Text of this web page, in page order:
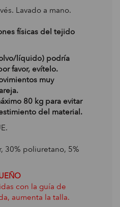
Lavado a mano.
físicas del tejido
líquido) podría
favor, evítelo.
muy
80 kg para evitar
del material.
30% poliuretano, 5%
con la guía de
aumenta la talla.